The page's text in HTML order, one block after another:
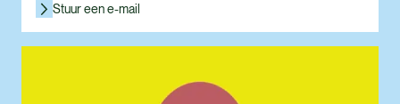
Stuur een e-mail